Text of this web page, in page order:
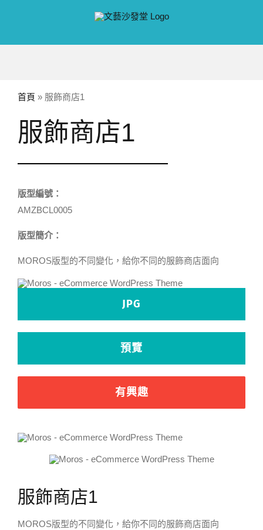
首頁 » 服飾商店1
服飾商店1
版型編號：
AMZBCL0005
版型簡介：
MOROS版型的不同變化，給你不同的服飾商店面向
JPG
預覽
有興趣
服飾商店1
MOROS版型的不同變化，給你不同的服飾商店面向